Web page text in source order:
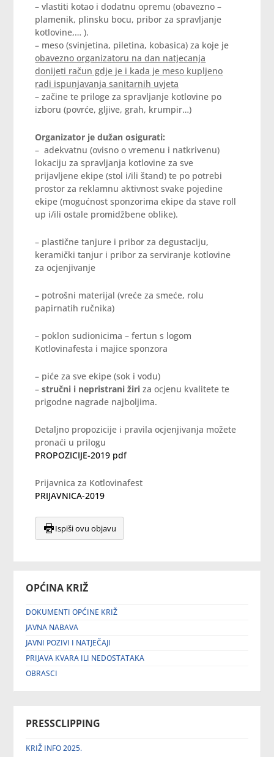
OPĆINA KRIŽ
DOKUMENTI OPĆINE KRIŽ
JAVNA NABAVA
JAVNI POZIVI I NATJEČAJI
PRIJAVA KVARA ILI NEDOSTATAKA
OBRASCI
PRESSCLIPPING
KRIŽ INFO 2025.
– vlastiti kotao i dodatnu opremu (obavezno –
plamenik, plinsku bocu, pribor za spravljanje
kotlovine,… ).
– meso (svinjetina, piletina, kobasica) za koje je
obavezno organizatoru na dan natjecanja
donijeti račun gdje je i kada je meso kupljeno
radi ispunjavanja sanitarnih uvjeta
– začine te priloge za spravljanje kotlovine po
izboru (povrće, gljive, grah, krumpir…)
Organizator je dužan osigurati:
– adekvatnu (ovisno o vremenu i natkrivenu)
lokaciju za spravljanja kotlovine za sve
prijavljene ekipe (stol i/ili štand) te po potrebi
prostor za reklamnu aktivnost svake pojedine
ekipe (mogućnost sponzorima ekipe da stave roll
up i/ili ostale promidžbene oblike).
– plastične tanjure i pribor za degustaciju,
keramički tanjur i pribor za serviranje kotlovine
za ocjenjivanje
– potrošni materijal (vreće za smeće, rolu
papirnatih ručnika)
– poklon sudionicima – fertun s logom
Kotlovinafesta i majice sponzora
– piće za sve ekipe (sok i vodu)
–stručni i nepristrani žiri za ocjenu kvalitete te
prigodne nagrade najboljima.
Detaljno propozicije i pravila ocjenjivanja možete
pronaći u prilogu
PROPOZICIJE-2019 pdf
Prijavnica za Kotlovinafest
PRIJAVNICA-2019
Ispiši ovu objavu